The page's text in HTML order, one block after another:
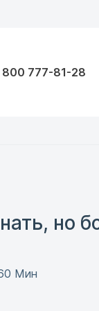
800 777-81-28
но
Мин